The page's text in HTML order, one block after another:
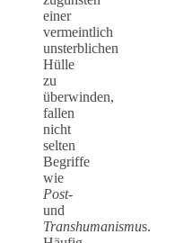
einer
vermeintlich
unsterblichen
Hülle
zu
überwinden,
fallen
nicht
selten
Begriffe
wie
Post-
und
Transhumanismus.